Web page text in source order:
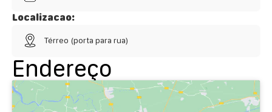
Localizacao:
Térreo (porta para rua)
Endereço